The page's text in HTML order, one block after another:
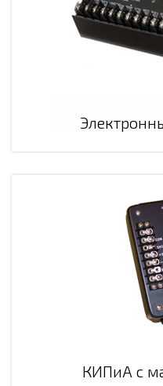
КИПиА с